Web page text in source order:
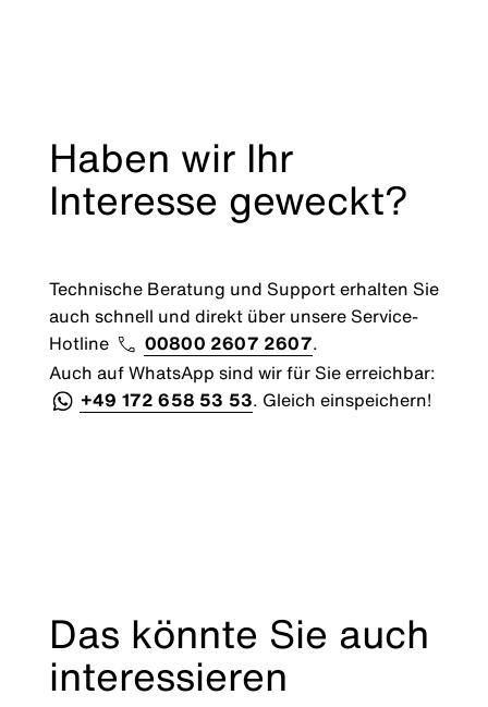
Haben wir Ihr
Interesse geweckt?
Technische Beratung und Support erhalten Sie
auch schnell und direkt über unsere Service-
Hotline
00800 2607 2607.
Auch auf WhatsApp sind wir für Sie erreichbar:
+49 172 658 53 53. Gleich einspeichern!
Das könnte Sie auch
interessieren